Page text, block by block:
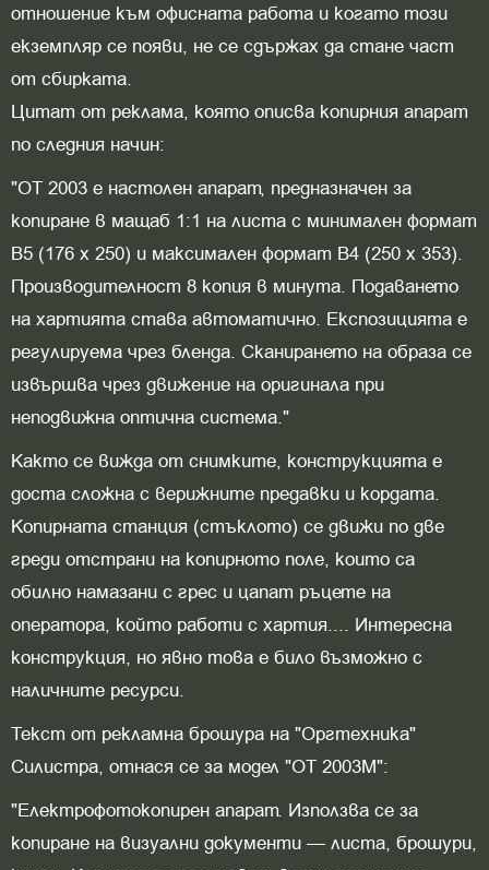
отношение към офисната работа и когато този
екземпляр се появи, не се сдържах да стане част
от сбирката.
Цитат от реклама, която описва копирния апарат
по следния начин:
"ОТ 2003 е настолен апарат, предназначен за
копиране в мащаб 1:1 на листа с минимален формат
В5 (176 х 250) и максимален формат В4 (250 х 353).
Производителност 8 копия в минута. Подаването
на хартията става автоматично. Експозицията е
регулируема чрез бленда. Сканирането на образа се
извършва чрез движение на оригинала при
неподвижна оптична система."
Както се вижда от снимките, конструкцията е
доста сложна с верижните предавки и кордата.
Копирната станция (стъклото) се движи по две
греди отстрани на копирното поле, които са
обилно намазани с грес и цапат ръцете на
оператора, който работи с хартия.... Интересна
конструкция, но явно това е било възможно с
наличните ресурси.
Текст от рекламна брошура на "Оргтехника"
Силистра, отнася се за модел "ОТ 2003М":
"Електрофотокопирен апарат. Използва се за
копиране на визуални документи — листа, брошури,